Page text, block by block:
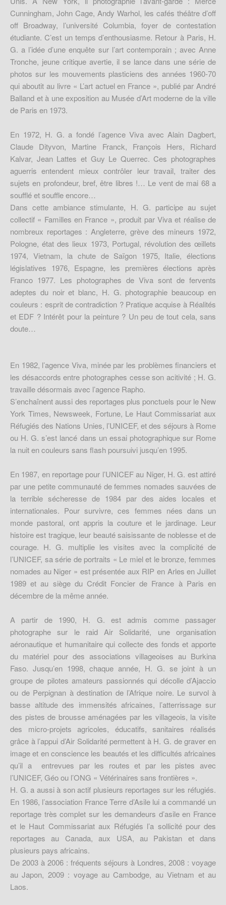
Cunningham, John Cage, Andy Warhol, les cafés théâtre d’off
off Broadway, l’université Columbia, foyer de contestation
étudiante. C’est un temps d’enthousiasme. Retour à Paris, H.
G. a l’idée d’une enquête sur l’art contemporain ; avec Anne
Tronche, jeune critique avertie, il se lance dans une série de
photos sur les mouvements plasticiens des années 1960-70
qui aboutit au livre « L’art actuel en France », publié par André
Balland et à une exposition au Musée d’Art moderne de la ville
de Paris en 1973.
En 1972, H. G. a fondé l’agence Viva avec Alain Dagbert,
Claude Dityvon, Martine Franck, François Hers, Richard
Kalvar, Jean Lattes et Guy Le Querrec. Ces photographes
aguerris entendent mieux contrôler leur travail, traiter des
sujets en profondeur, bref, être libres !… Le vent de mai 68 a
soufflé et souffle encore…
Dans cette ambiance stimulante, H. G. participe au sujet
collectif « Familles en France », produit par Viva et réalise de
nombreux reportages : Angleterre, grève des mineurs 1972,
Pologne, état des lieux 1973, Portugal, révolution des œillets
1974, Vietnam, la chute de Saïgon 1975, Italie, élections
législatives 1976, Espagne, les premières élections après
Franco 1977. Les photographes de Viva sont de fervents
adeptes du noir et blanc, H. G. photographie beaucoup en
couleurs : esprit de contradiction ? Pratique acquise à Réalités
et EDF ? Intérêt pour la peinture ? Un peu de tout cela, sans
doute…
En 1982, l’agence Viva, minée par les problèmes financiers et
les désaccords entre photographes cesse son acitivité ; H. G.
travaille désormais avec l’agence Rapho.
S’enchaînent aussi des reportages plus ponctuels pour le New
York Times, Newsweek, Fortune, Le Haut Commissariat aux
Réfugiés des Nations Unies, l’UNICEF, et des séjours à Rome
ou H. G. s’est lancé dans un essai photographique sur Rome
la nuit en couleurs sans flash poursuivi jusqu’en 1995.
En 1987, en reportage pour l’UNICEF au Niger, H. G. est attiré
par une petite communauté de femmes nomades sauvées de
la terrible sécheresse de 1984 par des aides locales et
internationales. Pour survivre, ces femmes nées dans un
monde pastoral, ont appris la couture et le jardinage. Leur
histoire est tragique, leur beauté saisissante de noblesse et de
courage. H. G. multiplie les visites avec la complicité de
l’UNICEF, sa série de portraits « Le miel et le bronze, femmes
nomades au Niger » est présentée aux RIP en Arles en Juillet
1989 et au siège du Crédit Foncier de France à Paris en
décembre de la même année.
A partir de 1990, H. G. est admis comme passager
photographe sur le raid Air Solidarité, une organisation
aéronautique et humanitaire qui collecte des fonds et apporte
du matériel pour des associations villageoises au Burkina
Faso. Jusqu’en 1998, chaque année, H. G. se joint à un
groupe de pilotes amateurs passionnés qui décolle d’Ajaccio
ou de Perpignan à destination de l’Afrique noire. Le survol à
basse altitude des immensités africaines, l’atterrissage sur
des pistes de brousse aménagées par les villageois, la visite
des micro-projets agricoles, éducatifs, sanitaires réalisés
grâce à l’appui d’Air Solidarité permettent à H. G. de graver en
image et en conscience les beautés et les difficultés africaines
qu’il a entrevues par les routes et par les pistes avec
l’UNICEF, Géo ou l’ONG « Vétérinaires sans frontières ».
H. G. a aussi à son actif plusieurs reportages sur les réfugiés.
En 1986, l’association France Terre d’Asile lui a commandé un
reportage très complet sur les demandeurs d’asile en France
et le Haut Commissariat aux Réfugiés l’a sollicité pour des
reportages au Canada, aux USA, au Pakistan et dans
plusieurs pays africains.
De 2003 à 2006 : fréquents séjours à Londres, 2008 : voyage
au Japon, 2009 : voyage au Cambodge, au Vietnam et au
Laos.